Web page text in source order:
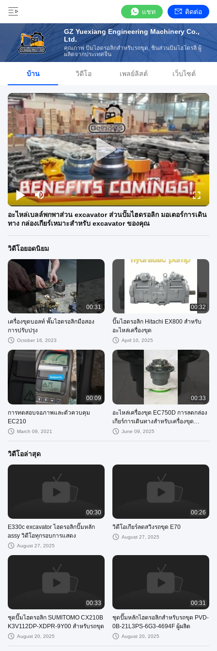
แชท ติดต่อ
GZ Yuexiang Engineering Machinery Co.,
Ltd.
คุณภาพ ปั๊มไฮดรอลิกสำหรับรถขุด, ชิ้นส่วนปั๊มไฮโดรลิ ผู้
ผลิตจากประเทศจีน
บ้าน วิดีโอ เพลย์ลิสต์ เว็บไซต์
อะไหล่เบลล์พกพาส่วน excavator ส่วนปั๊มไฮดรอลิก มอเตอร์การเดิน
ทาง กล่องเกียร์เหมาะสําหรับ excavator ของคุณ
วิดีโอยอดนิยม
00:31
เครื่องขุดบอลท์ พั๊มไฮดรอลิกมือสอง
การปรับปรุง
October 16, 2023
00:32
ปั๊มไฮดรอลิก Hitachi EX800 สําหรับ
อะไหล่เครื่องขุด
April 10, 2025
00:09
การทดสอบจอภาพและตัวควบคุม
EC210
March 09, 2021
00:33
อะไหล่เครื่องขุด EC750D การลดกล่อง
เกียร์การเดินทางสําหรับเครื่องขุด
VolvoJune 09, 2025
วิดีโอล่าสุด
00:30
E330c excavator ไฮดรอลิกปั๊มหลัก
assy วิดีโอทุกรอบการแสดง
August 27, 2025
00:26
วิดีโอเกียร์ลดสวิงรถขุด E70
August 27, 2025
00:33
ชุดปั๊มไฮดรอลิก SUMITOMO CX210B
K3V112DP-XDPR-9Y00 สำหรับรถขุด
August 20, 2025
00:31
ชุดปั๊มหลักไฮดรอลิกสำหรับรถขุด PVD-
0B-21L3PS-6G3-4694F ผู้ผลิต
August 20, 2025